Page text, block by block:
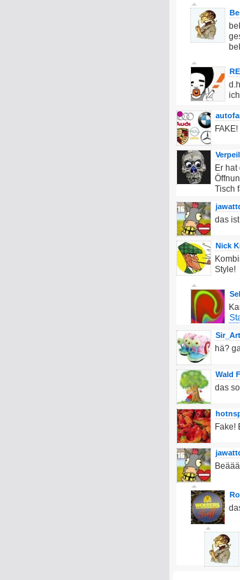
Er
Tisch
das
Nick
Style!
hä?
Wald
das
Fake!